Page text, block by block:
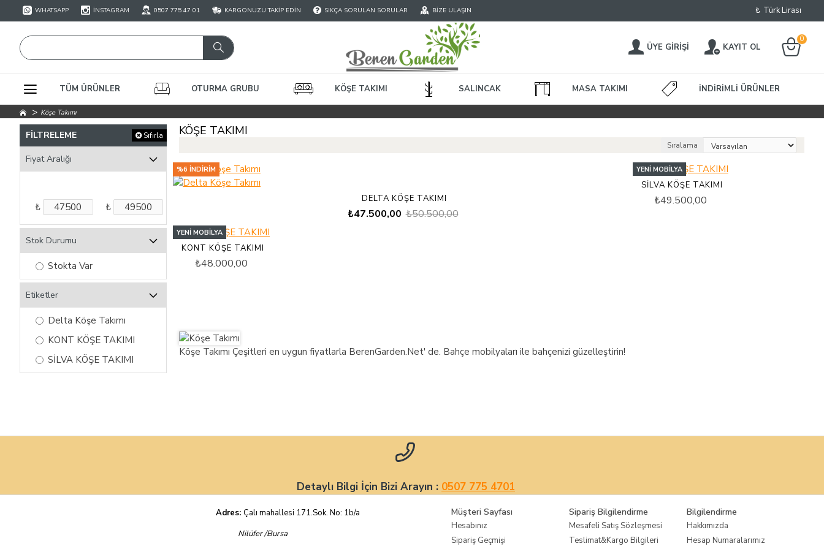
WHATSAPP İNSTAGRAM 0507 775 47 01 KARGONUZU TAKIP EDIN SIKÇA SORULAN SORULAR BIZE ULAŞIN ₺ Türk Lirası
ÜYE GIRIŞI KAYIT OL
0
TÜM ÜRÜNLER OTURMA GRUBU KÖŞE TAKIMI SALINCAK MASA TAKIMI İNDIRIMLI ÜRÜNLER
Köşe Takımı
FILTRELEME Sıfırla
Fiyat Aralığı
₺ ₺
Etiketler
Delta Köşe Takımı
KONT KÖŞE TAKIMI
SİLVA KÖŞE TAKIMI
Stok Durumu
Stokta Var
KÖŞE TAKIMI
Köşe Takımı Çeşitleri en uygun fiyatlarla BerenGarden.Net' de. Bahçe mobilyaları ile bahçenizi güzelleştirin!
Sıralama
%6 İNDIRIM
DELTA KÖŞE TAKIMI
₺47.500,00 ₺50.500,00
YENI MOBILYA
SİLVA KÖŞE TAKIMI
₺49.500,00
YENI MOBILYA
KONT KÖŞE TAKIMI
₺48.000,00
Detaylı Bilgi İçin Bizi Arayın : 0507 775 4701
Adres: Çalı mahallesi 171.Sok. No: 1b/a
Nilüfer /Bursa
Müşteri Sayfası
Hesabınız
Sipariş Geçmişi
Sipariş Bilgilendirme
Mesafeli Satış Sözleşmesi
Teslimat&Kargo Bilgileri
Bilgilendirme
Hakkımızda
Hesap Numaralarımız